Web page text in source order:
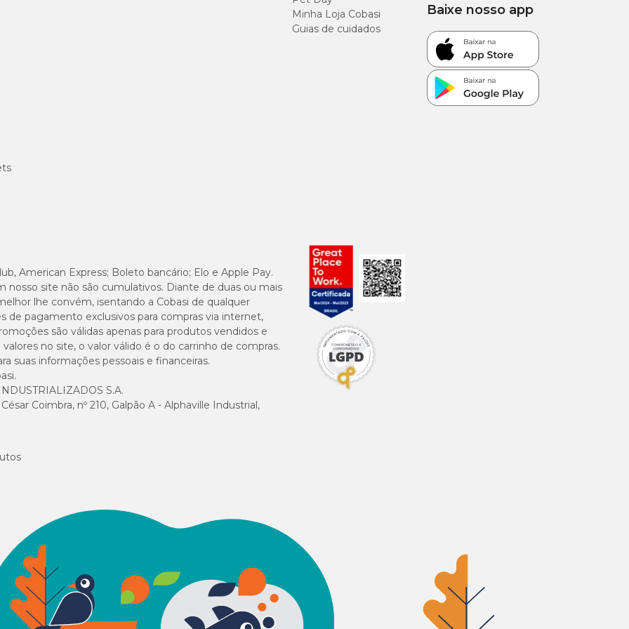
uma excelente opção para quem busca uma orquídea que floresça por longos períodos com
com várias floradas ao longo do ano.
Minha Loja Cobasi
Guias de cuidados
Baixe nosso app
American Express; Boleto bancário; Elo e Apple Pay.
nosso site não são cumulativos. Diante de duas ou mais
lhe convém, isentando a Cobasi de qualquer
de pagamento exclusivos para compras via internet,
são válidas apenas para produtos vendidos e
no site, o valor válido é o do carrinho de compras.
suas informações pessoais e financeiras.
S.A.
Coimbra, nº 210, Galpão A - Alphaville Industrial,